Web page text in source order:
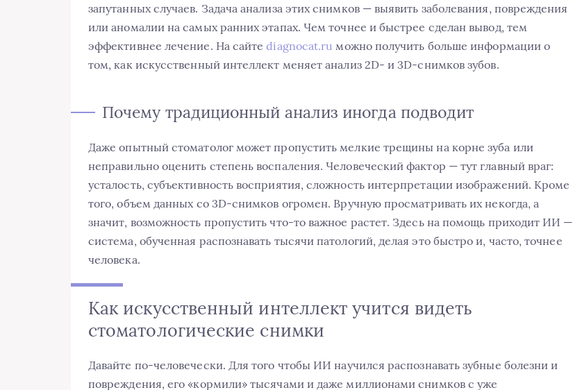
запутанных случаев. Задача анализа этих снимков — выявить заболевания, повреждения
или аномалии на самых ранних этапах. Чем точнее и быстрее сделан вывод, тем
эффективнее лечение. На сайтеdiagnocat.ru можно получить больше информации о
том, как искусственный интеллект меняет анализ 2D- и 3D-снимков зубов.
Почему традиционный анализ иногда подводит
Даже опытный стоматолог может пропустить мелкие трещины на корне зуба или
неправильно оценить степень воспаления. Человеческий фактор — тут главный враг:
усталость, субъективность восприятия, сложность интерпретации изображений. Кроме
того, объем данных со 3D-снимков огромен. Вручную просматривать их некогда, а
значит, возможность пропустить что-то важное растет. Здесь на помощь приходит ИИ —
система, обученная распознавать тысячи патологий, делая это быстро и, часто, точнее
человека.
Как искусственный интеллект учится видеть
стоматологические снимки
Давайте по-человечески. Для того чтобы ИИ научился распознавать зубные болезни и
повреждения, его «кормили» тысячами и даже миллионами снимков с уже